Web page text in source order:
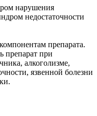
нарушения
недостаточности
препарата.
препарат при
алкоголизме,
язвенной болезни